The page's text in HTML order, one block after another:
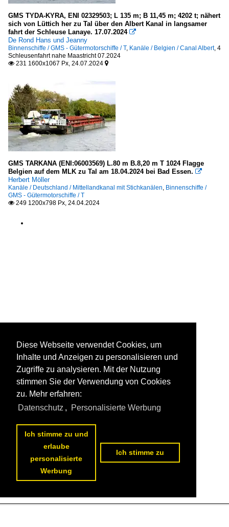
GMS TYDA-KYRA, ENI 02329503; L 135 m; B 11,45 m; 4202 t; nähert
sich von Lüttich her zu Tal über den Albert Kanal in langsamer
fahrt der Schleuse Lanaye. 17.07.2024 
De Rond Hans und Jeanny
Binnenschiffe / GMS - Gütermotorschiffe / T, Kanäle / Belgien / Canal Albert, 4
Schleusenfahrt nahe Maastricht 07.2024
 231 1600x1067 Px, 24.07.2024 
GMS TARKANA (ENI:06003569) L.80 m B.8,20 m T 1024 Flagge
Belgien auf dem MLK zu Tal am 18.04.2024 bei Bad Essen. 
Herbert Möller
Kanäle / Deutschland / Mittellandkanal mit Stichkanälen, Binnenschiffe /
GMS - Gütermotorschiffe / T
 249 1200x798 Px, 24.04.2024
4 5 6 7 8
Diese Webseite verwendet Cookies, um
Inhalte und Anzeigen zu personalisieren und
Zugriffe zu analysieren. Mit der Nutzung
stimmen Sie der Verwendung von Cookies
zu. Mehr erfahren:
Datenschutz , Personalisierte Werbung
Ich stimme zu und
erlaube
personalisierte
Werbung
Ich stimme zu